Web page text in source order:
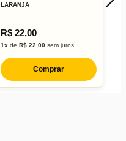
LARANJA
R$ 22,00
1x deR$ 22,00 sem juros
Comprar